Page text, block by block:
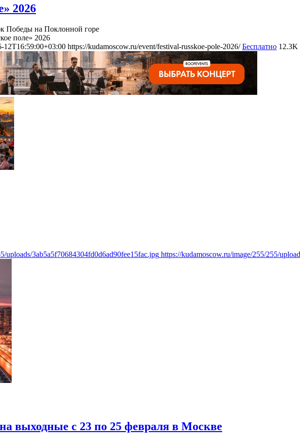
2026
Победы на Поклонной горе
поле» 2026
12T16:59:00+03:00 https://kudamoscow.ru/event/festival-russkoe-pole-2026/ Бесплатно 12.3K
uploads/3ab5a5f70684304fd0d6ad90fee15fac.jpg https://kudamoscow.ru/image/255/255/
выходные с 23 по 25 февраля в Москве